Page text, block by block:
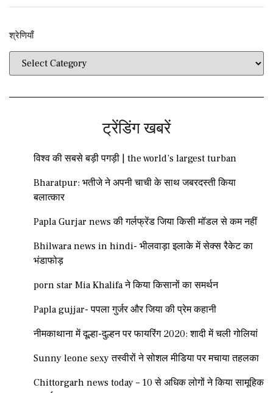
श्रेणियाँ​​
ट्रेंडिंग खबरें
विश्व की सबसे बड़ी पगड़ी | the world’s largest turban
Bharatpur: भतीजे ने अपनी चाची के साथ जबरदस्ती किया
बलात्कार
Papla Gurjar news की गर्लफ्रेंड जिया किसी मॉडल से कम नहीं
Bhilwara news in hindi- भीलवाड़ा इलाके में सेक्स रैकेट का
भंडाफोड़
porn star Mia Khalifa ने किया किसानों का समर्थन
Papla gujjar- पपला गुर्जर और जिया की प्रेम कहानी
नीमकाथाना में दूल्हा-दुल्हन पर फायरिंग 2020: शादी में चली गोलियां
Sunny leone sexy तस्वीरों ने सोशल मीडिया पर मचाया तहलका
Chittorgarh news today – 10 से अधिक लोगों ने किया सामूहिक